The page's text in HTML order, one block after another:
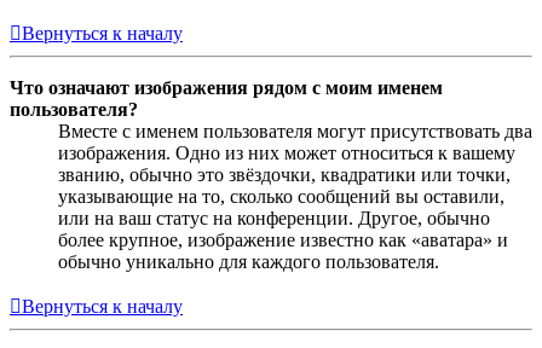
Вернуться к началу
Что означают изображения рядом с моим именем
пользователя?
Вместе с именем пользователя могут присутствовать два
изображения. Одно из них может относиться к вашему
званию, обычно это звёздочки, квадратики или точки,
указывающие на то, сколько сообщений вы оставили,
или на ваш статус на конференции. Другое, обычно
более крупное, изображение известно как «аватара» и
обычно уникально для каждого пользователя.
Вернуться к началу